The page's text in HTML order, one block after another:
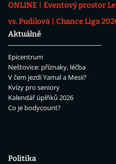
ONLINE
Eventový prostor
vs. Pudilová
Chance Liga
Aktuálně
Epicentrum
Neštovice: příznaky, léčba
V čem jezdí Yamal a Mesii?
Kvízy pro seniory
Kalendář úplňků 2026
Co je bodycount?
Politika